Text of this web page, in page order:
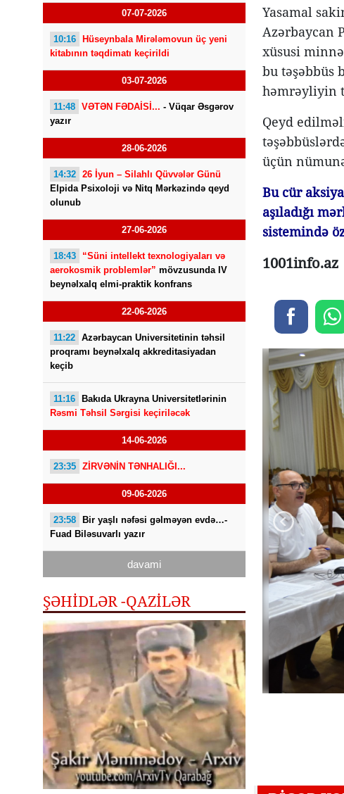
07-07-2026
10:16
Hüseynbala Mirələmovun üç yeni
kitabının təqdimatı keçirildi
03-07-2026
11:48 VƏTƏN FƏDAİSİ... - Vüqar Əsgərov
yazır
28-06-2026
14:32 26 İyun – Silahlı Qüvvələr Günü
Elpida Psixoloji və Nitq Mərkəzində qeyd
olunub
27-06-2026
18:43
“Süni intellekt texnologiyaları və
aerokosmik problemlər” mövzusunda IV
beynəlxalq elmi-praktik konfrans
22-06-2026
11:22 Azərbaycan Universitetinin təhsil
proqramı beynəlxalq akkreditasiyadan
keçib
11:16
Bakıda Ukrayna Universitetlərinin
Rəsmi Təhsil Sərgisi keçiriləcək
14-06-2026
23:35 ZİRVƏNİN TƏNHALIĞI...
09-06-2026
23:58
Bir yaşlı nəfəsi gəlməyən evdə…-
Fuad Biləsuvarlı yazır
davami
ŞƏHİDLƏR -QAZILƏR
Yasamal
Azərbaycan
xüsusi
bu təşəbbüs
həmrəyliyin
Qeyd
üçün
Bu cür
aşıladığı
sistemində
1001info.az